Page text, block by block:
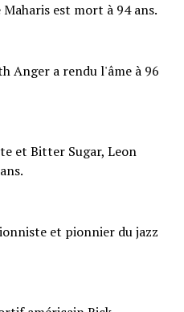
est mort à 94 ans.
Anger a rendu l'âme à 96
et Bitter Sugar, Leon
et pionnier du jazz